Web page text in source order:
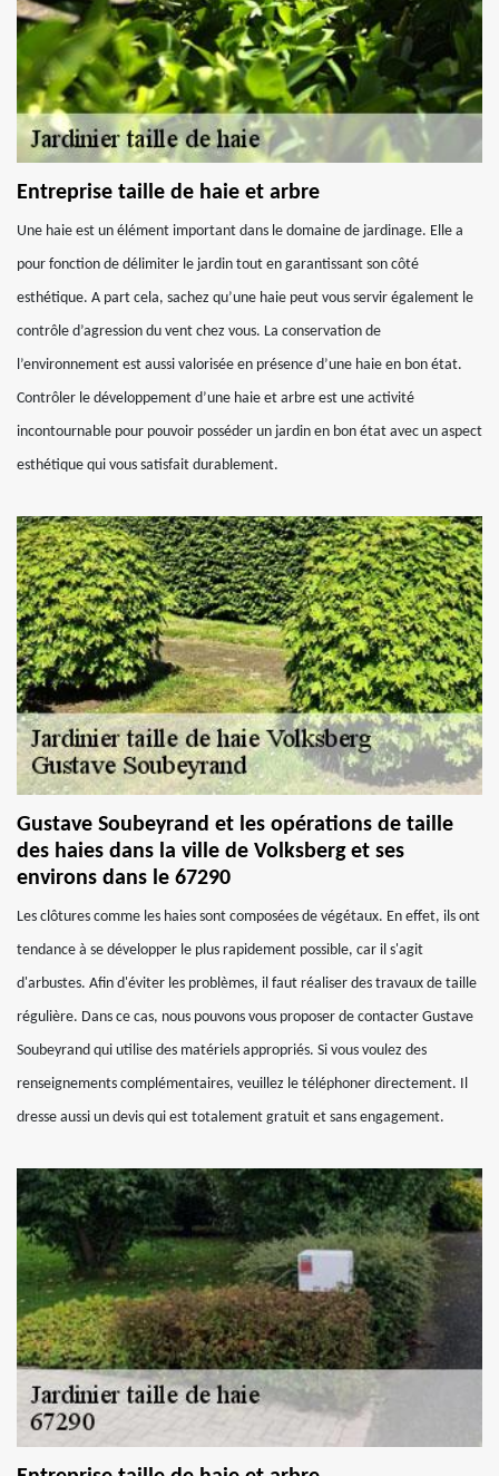
Entreprise taille de haie et arbre
Une haie est un élément important dans le domaine de jardinage. Elle a
pour fonction de délimiter le jardin tout en garantissant son côté
esthétique. A part cela, sachez qu’une haie peut vous servir également le
contrôle d’agression du vent chez vous. La conservation de
l’environnement est aussi valorisée en présence d’une haie en bon état.
Contrôler le développement d’une haie et arbre est une activité
incontournable pour pouvoir posséder un jardin en bon état avec un aspect
esthétique qui vous satisfait durablement.
Gustave Soubeyrand et les opérations de taille
des haies dans la ville de Volksberg et ses
environs dans le 67290
Les clôtures comme les haies sont composées de végétaux. En effet, ils ont
tendance à se développer le plus rapidement possible, car il s'agit
d'arbustes. Afin d'éviter les problèmes, il faut réaliser des travaux de taille
régulière. Dans ce cas, nous pouvons vous proposer de contacter Gustave
Soubeyrand qui utilise des matériels appropriés. Si vous voulez des
renseignements complémentaires, veuillez le téléphoner directement. Il
dresse aussi un devis qui est totalement gratuit et sans engagement.